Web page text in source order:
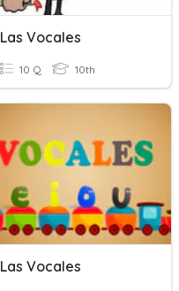
Las Vocales
10 Q 10th
Las Vocales